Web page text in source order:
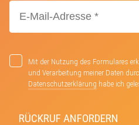
Mit der Nutzung des Formulares
und Verarbeitung meiner Daten
Datenschutzerklärung habe ich